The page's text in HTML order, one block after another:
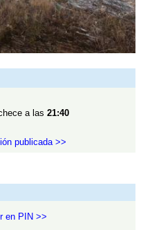
a las 21:40
publicada >>
en PIN >>